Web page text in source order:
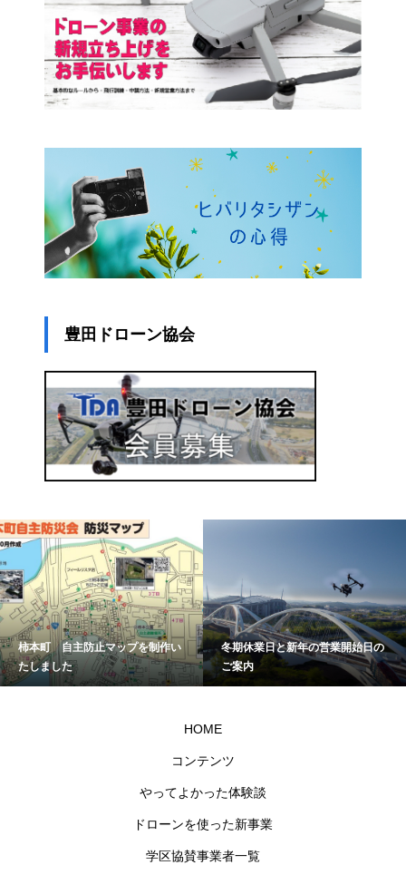
豊田ドローン協会
柿本町 自主防止マップを制作い
たしました
冬期休業日と新年の営業開始日の
ご案内
HOME
コンテンツ
やってよかった体験談
ドローンを使った新事業
学区協賛事業者一覧